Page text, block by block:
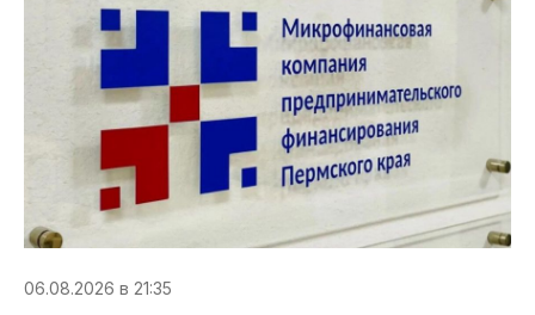
06.08.2026 в 21:35